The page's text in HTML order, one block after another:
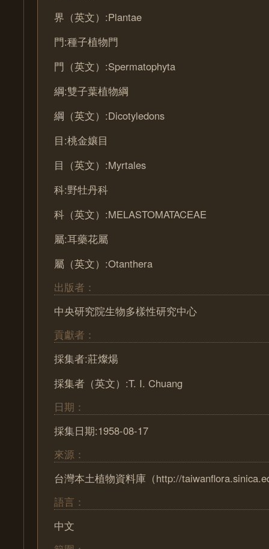
界（英文）:Plantae
門:種子植物門
門（英文）:Spermatophyta
綱:雙子葉植物綱
綱（英文）:Dicotyledons
目:桃金孃目
目（英文）:Myrtales
科:野牡丹科
科（英文）:MELASTOMATACEAE
屬:耳藥花屬
屬（英文）:Otanthera
出版者：
中央研究院生物多樣性研究中心
貢獻者：
採集者:莊燦煬
採集者（英文）:T. I. Chuang
日期：
採集日期:1958-08-17
來源：
台灣本土植物資料庫（http://
語言：
中文